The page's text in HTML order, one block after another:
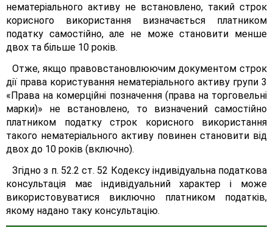
нематеріального активу не встановлено, такий строк
корисного використання визначається платником
податку самостійно, але не може становити менше
двох та більше 10 років.
Отже, якщо правовстановлюючим документом строк
дії права користування нематеріального активу групи 3
«Права на комерційні позначення (права на торговельні
марки)» не встановлено, то визначений самостійно
платником податку строк корисного використання
такого нематеріального активу повинен становити від
двох до 10 років (включно).
Згідно з п. 52.2 ст. 52 Кодексу індивідуальна податкова
консультація має індивідуальний характер і може
використовуватися виключно платником податків,
якому надано таку консультацію.